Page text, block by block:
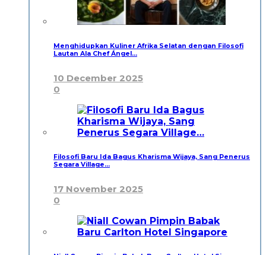
Menghidupkan Kuliner Afrika Selatan dengan Filosofi
Lautan Ala Chef Ángel…
10 December 2025
0
Filosofi Baru Ida Bagus Kharisma Wijaya, Sang Penerus
Segara Village…
17 November 2025
0